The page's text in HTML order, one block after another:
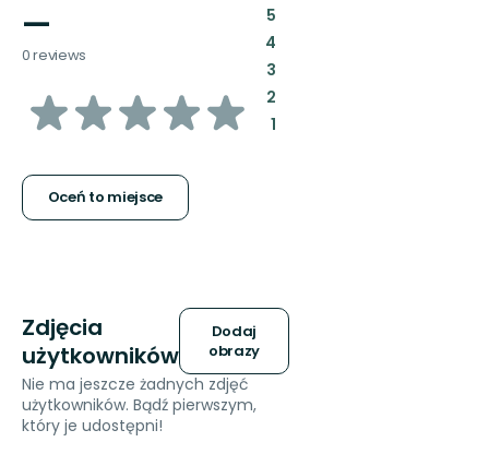
—
0 reviews
z
gwiazdek
Oceń to miejsce
5:
4:
3:
2:
1:
Zdjęcia
użytkowników
Dodaj
obrazy
Nie ma jeszcze żadnych zdjęć
użytkowników. Bądź pierwszym,
który je udostępni!